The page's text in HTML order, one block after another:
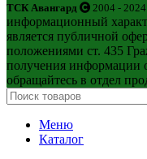
ТСК Авангард 2004 - 2024
информационный
является публичной
положениями ст. 435
получения информации
обращайтесь в отдел
Меню
Каталог